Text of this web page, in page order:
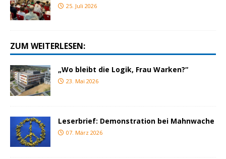
25. Juli 2026
ZUM WEITERLESEN:
„Wo bleibt die Logik, Frau Warken?“
23. Mai 2026
Leserbrief: Demonstration bei Mahnwache
07. März 2026